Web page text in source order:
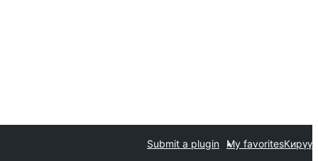
Submit a plugin My favoritesКирүү